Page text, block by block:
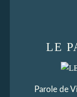
LE
Parole de